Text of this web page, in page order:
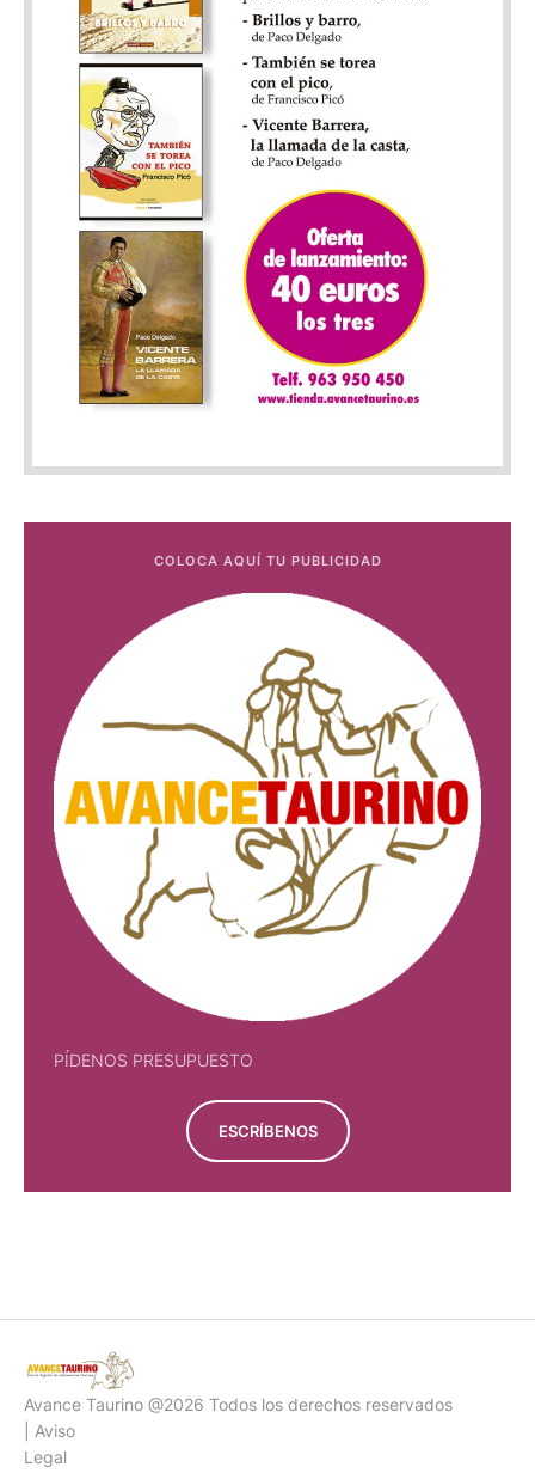
COLOCA AQUÍ TU PUBLICIDAD
PÍDENOS PRESUPUESTO
ESCRÍBENOS
Avance Taurino @2026 Todos los derechos reservados
| Aviso
Legal